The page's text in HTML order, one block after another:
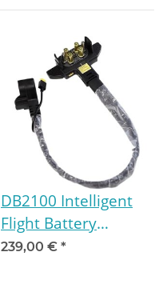
DB2100 Intelligent
Flight Battery
Adapter
239,00 € *